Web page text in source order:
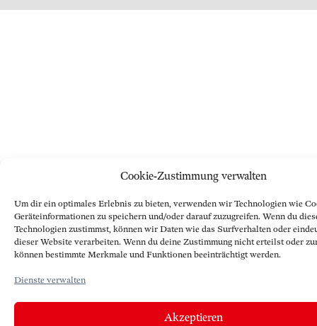
Cookie-Zustimmung verwalten
Um dir ein optimales Erlebnis zu bieten, verwenden wir Technologien wie
Geräteinformationen zu speichern und/oder darauf zuzugreifen. Wenn du
Technologien zustimmst, können wir Daten wie das Surfverhalten oder
dieser Website verarbeiten. Wenn du deine Zustimmung nicht erteilst oder
können bestimmte Merkmale und Funktionen beeinträchtigt werden.
Dienste verwalten
Akzeptieren